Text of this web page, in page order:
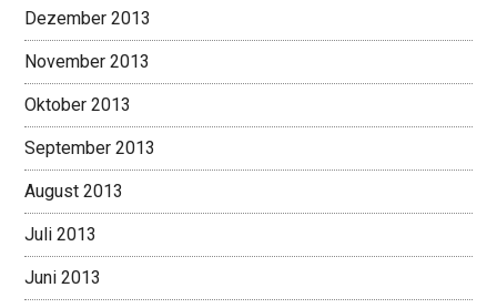
Dezember 2013
November 2013
Oktober 2013
September 2013
August 2013
Juli 2013
Juni 2013